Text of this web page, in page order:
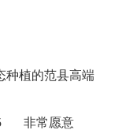
种植的范县高端
非常愿意